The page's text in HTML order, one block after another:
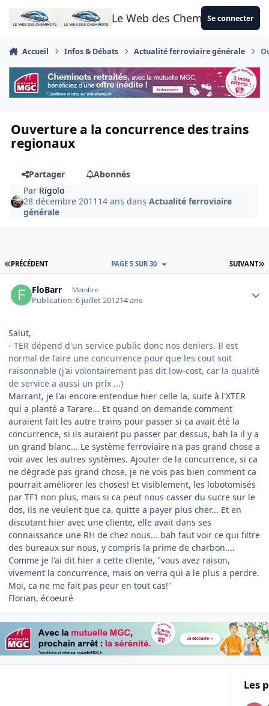
Aller au contenu
Le Web des CheminotsSe connecter
Accueil Infos & Débats Actualité ferroviaire générale
Ouverture a la concurrence des trains
regionaux
Partager
Abonnés
Par Rigolo
28 décembre 2011 14 ans dansActualité ferroviaire
générale
PREMIÈRE PAGE
PRÉCÉDENT SUIVANT
PAGE 5 SUR 30
FloBarr Membre
Publication:6 juillet 201214 ans
Salut,
- TER dépend d'un service public donc nos deniers. Il est
normal de faire une concurrence pour que les cout soit
raisonnable (j'ai volontairement pas dit low-cost, car la qualité
de service a aussi un prix ...)
Marrant, je l'ai encore entendue hier celle la, suite à l'XTER
qui a planté a Tarare... Et quand on demande comment
auraient fait les autre trains pour passer si ca avait été la
concurrence, si ils auraient pu passer par dessus, bah la il y a
un grand blanc... Le système ferroviaire n'a pas grand chose a
voir avec les autres systèmes. Ajouter de la concurrence, si ca
ne dégrade pas grand chose, je ne vois pas bien comment ca
pourrait améliorer les choses! Et visiblement, les lobotomisés
par TF1 non plus, mais si ca peut nous casser du sucre sur le
dos, ils ne veulent que ca, quitte a payer plus cher... Et en
discutant hier avec une cliente, elle avait dans ses
connaissance une RH de chez nous... bah faut voir ce qui filtre
des bureaux sur nous, y compris la prime de charbon....
Comme je l'ai dit hier a cette cliente, "vous avez raison,
vivement la concurrence, mais on verra qui a le plus a perdre.
Moi, ca ne me fait pas peur en tout cas!"
Florian, écoeuré
Les